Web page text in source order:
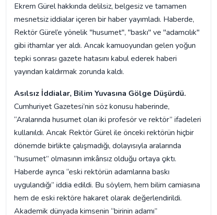
Ekrem Gürel hakkında delilsiz, belgesiz ve tamamen
mesnetsiz iddialar içeren bir haber yayımladı. Haberde,
Rektör Gürel’e yönelik "husumet", "baskı" ve "adamcılık"
gibi ithamlar yer aldı. Ancak kamuoyundan gelen yoğun
tepki sonrası gazete hatasını kabul ederek haberi
yayından kaldırmak zorunda kaldı.
Asılsız İddialar, Bilim Yuvasına Gölge Düşürdü.
Cumhuriyet Gazetesi’nin söz konusu haberinde,
“Aralarında husumet olan iki profesör ve rektör” ifadeleri
kullanıldı. Ancak Rektör Gürel ile önceki rektörün hiçbir
dönemde birlikte çalışmadığı, dolayısıyla aralarında
“husumet” olmasının imkânsız olduğu ortaya çıktı.
Haberde ayrıca “eski rektörün adamlarına baskı
uygulandığı” iddia edildi. Bu söylem, hem bilim camiasına
hem de eski rektöre hakaret olarak değerlendirildi.
Akademik dünyada kimsenin “birinin adamı”